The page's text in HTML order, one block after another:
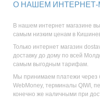
О НАШЕМ ИНТЕРНЕТ-
В нашем интернет магазине
самым низким ценам в
Только интернет магазин
доставку до дому по всей
самым выгодным тарифам.
Мы принимаем платежи через
WebMoney, терминалы QIWI,
конечно же наличными при